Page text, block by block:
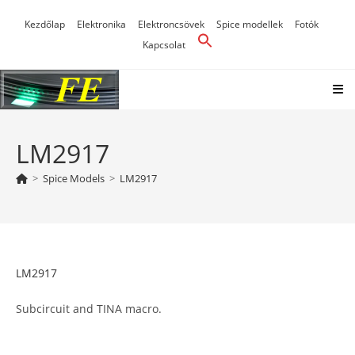
Kezdőlap Elektronika Elektroncsövek Spice modellek
Fotók
Kapcsolat
LM2917
> Spice Models > LM2917
LM2917
Subcircuit and TINA macro.